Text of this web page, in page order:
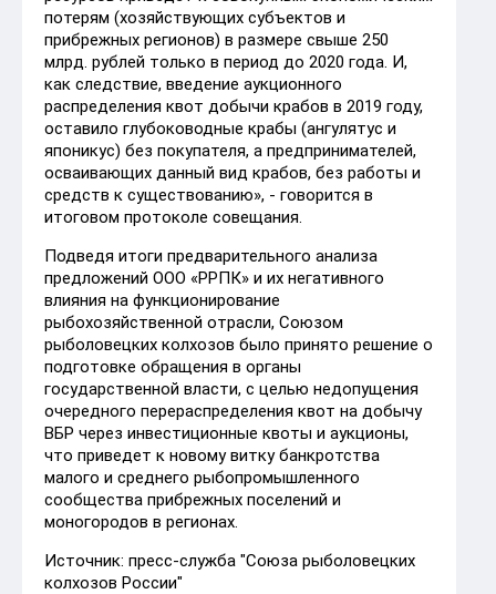
потерям (хозяйствующих субъектов и
прибрежных регионов) в размере свыше 250
млрд. рублей только в период до 2020 года. И,
как следствие, введение аукционного
распределения квот добычи крабов в 2019 году,
оставило глубоководные крабы (ангулятус и
японикус) без покупателя, а предпринимателей,
осваивающих данный вид крабов, без работы и
средств к существованию», - говорится в
итоговом протоколе совещания.
Подведя итоги предварительного анализа
предложений ООО «РРПК» и их негативного
влияния на функционирование
рыбохозяйственной отрасли, Союзом
рыболовецких колхозов было принято решение о
подготовке обращения в органы
государственной власти, с целью недопущения
очередного перераспределения квот на добычу
ВБР через инвестиционные квоты и аукционы,
что приведет к новому витку банкротства
малого и среднего рыбопромышленного
сообщества прибрежных поселений и
моногородов в регионах.
Источник: пресс-служба "Союза рыболовецких
колхозов России"